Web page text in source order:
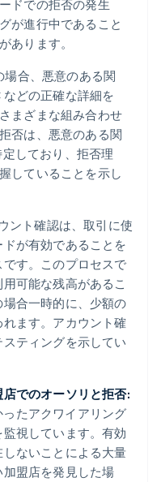
ドでの拒否の発生
が進行中であること
あります。
場合、悪意のある関
どの正確な詳細を
まざまな組み合わせ
否は、悪意のある関
しており、拒否理
していることを示し
ント確認は、取引に使
が有効であることを
す。このプロセスで
可能な残高があるこ
合一時的に、少額の
れます。アカウント確
ティングを示してい
でのオーソリと拒否:
たアクワイアリング
視しています。有効
ないことによる大量
盟店を発見した場